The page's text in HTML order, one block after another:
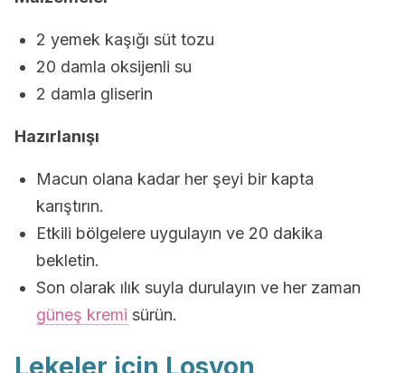
2 yemek kaşığı süt tozu
20 damla oksijenli su
2 damla gliserin
Hazırlanışı
Macun olana kadar her şeyi bir kapta
karıştırın.
Etkili bölgelere uygulayın ve 20 dakika
bekletin.
Son olarak ılık suyla durulayın ve her zaman
güneş kremi sürün.
Lekeler için Losyon